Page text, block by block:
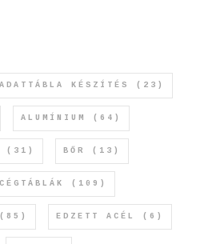
ADATTÁBLA KÉSZÍTÉS (23)
ALUMÍNIUM (64)
(31) BŐR (13)
CÉGTÁBLÁK (109)
EDZETT ACÉL (6)